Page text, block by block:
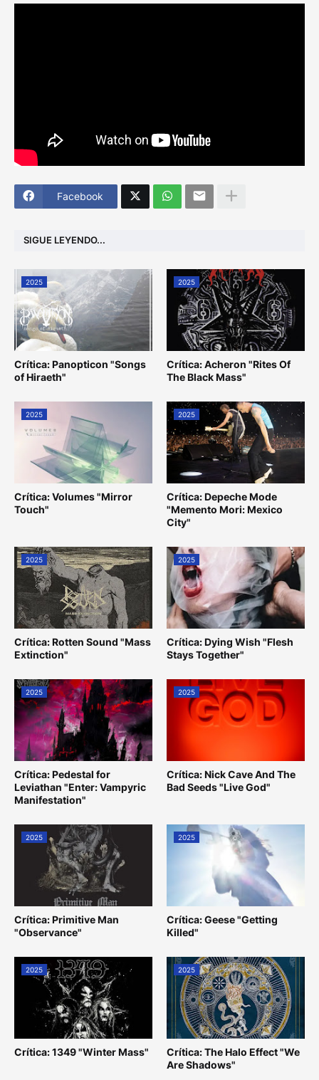
Facebook
SIGUE LEYENDO...
2025
Crítica: Panopticon "Songs
of Hiraeth"
2025
Crítica: Acheron "Rites Of
The Black Mass"
2025
Crítica: Volumes "Mirror
Touch"
2025
Crítica: Depeche Mode
"Memento Mori: Mexico
City"
2025
Crítica: Rotten Sound "Mass
Extinction"
2025
Crítica: Dying Wish "Flesh
Stays Together"
2025
Crítica: Pedestal for
Leviathan "Enter: Vampyric
Manifestation"
2025
Crítica: Nick Cave And The
Bad Seeds "Live God"
2025
Crítica: Primitive Man
"Observance"
2025
Crítica: Geese "Getting
Killed"
2025
Crítica: 1349 "Winter Mass"
2025
Crítica: The Halo Effect "We
Are Shadows"